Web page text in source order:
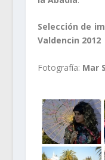
Selección de
Valdencin 2012
Fotografía: Mar